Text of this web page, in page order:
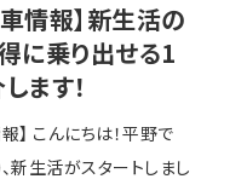
情報】新生活の
に乗り出せる1
ます！
】 こんにちは！平野で
、新生活がスタートしまし